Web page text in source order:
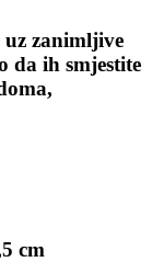
uz zanimljive
da ih smjestite
cm